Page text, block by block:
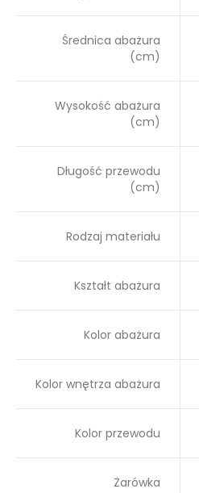
Średnica abażura
(cm)
Wysokość abażura
(cm)
Długość przewodu
(cm)
Rodzaj materiału
Kształt abażura
Kolor abażura
Kolor wnętrza abażura
Kolor przewodu
Żarówka